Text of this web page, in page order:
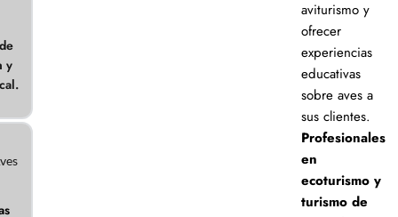
y
aviturismo y
ofrecer
experiencias
educativas
sobre aves a
sus clientes.
Profesionales
en
ecoturismo y
turismo de